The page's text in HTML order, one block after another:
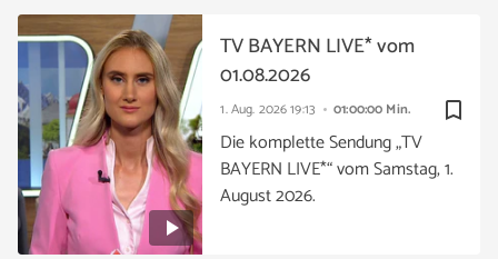
bookmark_border
1. Aug. 202619:13 01:00:00 Min.
TV BAYERN LIVE* vom
01.08.2026
Die komplette Sendung „TV
BAYERN LIVE*“ vom Samstag, 1.
August 2026.